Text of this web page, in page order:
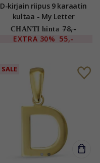
D-kirjain riipus 9 karaatin
kultaa - My Letter
CHANTI hinta 78,-
EXTRA 30% 55,-
SALE